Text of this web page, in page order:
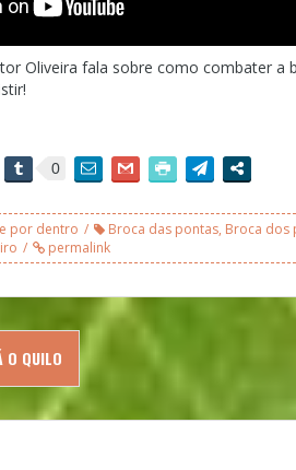
Oliveira fala sobre como combater a
0
por dentro Broca das pontas, Broca dos
permalink
O QUILO